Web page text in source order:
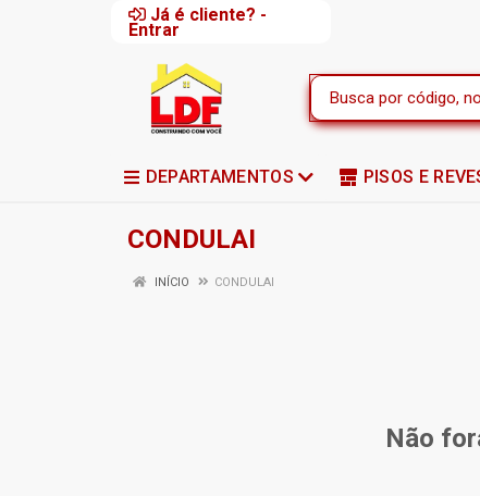
Já é cliente? -
Entrar
DEPARTAMENTOS PISOS E
CONDULAI
INÍCIO CONDULAI
Não